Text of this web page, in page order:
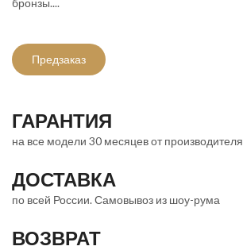
Предзаказ
ГАРАНТИЯ
на все модели 30 месяцев от производителя
ДОСТАВКА
по всей России. Самовывоз из шоу-рума
ВОЗВРАТ